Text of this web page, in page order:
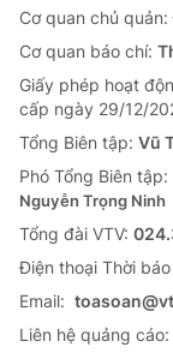
Cơ quan chủ quản:
Cơ quan báo chí:
Giấy phép hoạt
cấp ngày 29/12/
Tổng Biên tập: Vũ
Phó Tổng Biên tập:
Nguyễn Trọng Ninh
Tổng đài VTV:
Ðiện thoại Thời báo
Email:
Liên hệ quảng cáo: